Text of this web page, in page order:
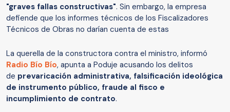
"graves fallas constructivas". Sin embargo, la empresa
defiende que los informes técnicos de los Fiscalizadores
Técnicos de Obras no darían cuenta de estas
La querella de la constructora contra el ministro, informó
Radio Bío Bío, apunta a Poduje acusando los delitos
de prevaricación administrativa, falsificación ideológica
de instrumento público, fraude al fisco e
incumplimiento de contrato.